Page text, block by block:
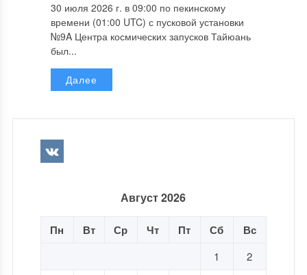
30 июля 2026 г. в 09:00 по пекинскому
времени (01:00 UTC) с пусковой установки
№9A Центра космических запусков Тайюань
был...
Далее
Август 2026
Пн Вт Ср Чт Пт Сб Вс
1
2